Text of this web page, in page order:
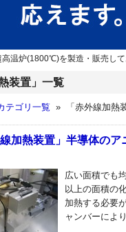
温炉(1800℃)を製造・販売して
装置」一覧
テゴリ一覧 » 「赤外線加熱
線加熱装置」半導体の
広い面積でも
以上の面積の
加熱する必要
ャンバーによ